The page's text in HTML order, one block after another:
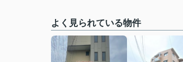
よく見られている物件